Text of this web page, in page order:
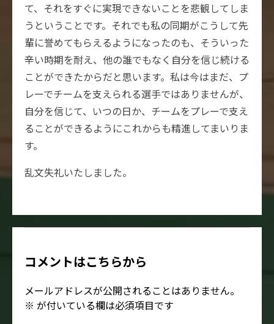
て、それをすぐに実現できないことを悲観してしま
うということです。それでも私の同期がこうして先
輩に誉めてもらえるようになったのも、そういった
辛い時期を耐え、他の誰でもなく自分を信じ続ける
ことができたからだと思います。私は今はまだ、プ
レーでチームを支えられる選手ではありませんが、
自分を信じて、いつの日か、チームをプレーで支え
ることができるようにこれからも精進してまいりま
す。
乱文失礼いたしました。
コメントはこちらから
メールアドレスが公開されることはありません。
※ が付いている欄は必須項目です